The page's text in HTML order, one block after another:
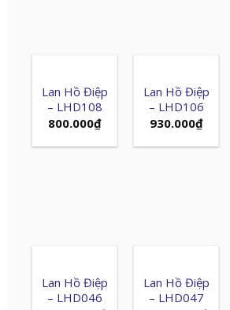
Lan Hồ Điệp
– LHD108
800.000₫
Lan Hồ Điệp
– LHD106
930.000₫
Lan Hồ Điệp
– LHD046
Lan Hồ Điệp
– LHD047